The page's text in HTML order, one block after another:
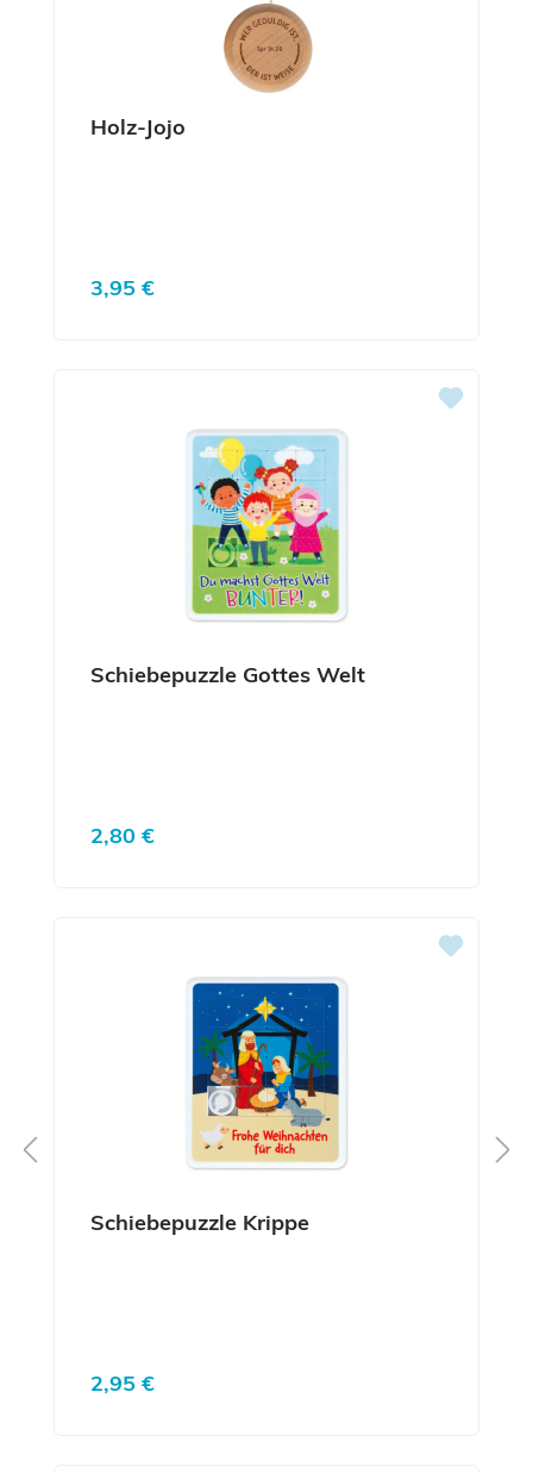
Holz-Jojo
Regulärer Preis:
3,95 €
Schiebepuzzle Gottes Welt
Regulärer Preis:
2,80 €
Schiebepuzzle Krippe
Regulärer Preis:
2,95 €